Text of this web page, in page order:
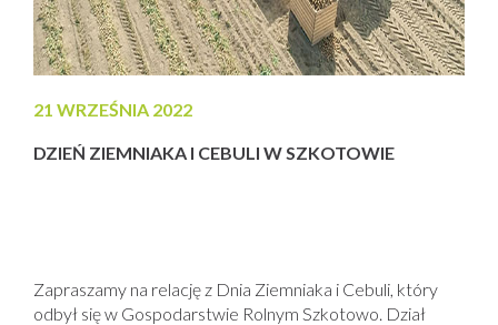
21 WRZEŚNIA 2022
DZIEŃ ZIEMNIAKA I CEBULI W SZKOTOWIE
Zapraszamy na relację z Dnia Ziemniaka i Cebuli, który
odbył się w Gospodarstwie Rolnym Szkotowo. Dział